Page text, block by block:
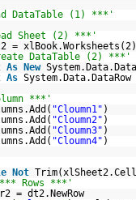
DataTable (1) ***'
Sheet (2) ***'
=
DataTable (2) ***'
As New
As System.Data.DataRow
***'
"Cloumn1" )
"Cloumn2" )
"Cloumn3" )
"Cloumn4" )
Not
Rows ***'
= dt2.NewRow